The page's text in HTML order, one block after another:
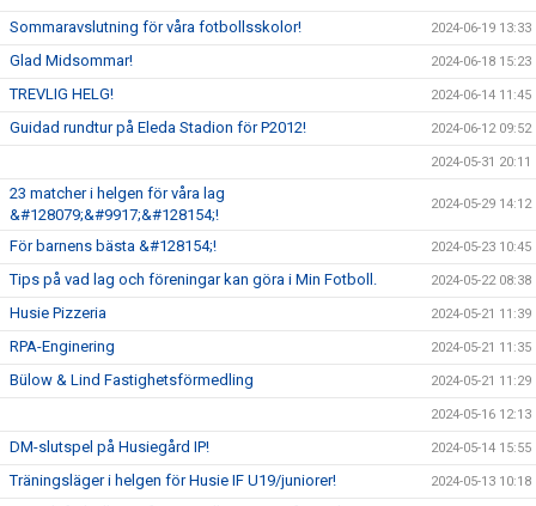
Sommaravslutning för våra fotbollsskolor! 2024-06-19 13:33
Glad Midsommar! 2024-06-18 15:23
TREVLIG HELG! 2024-06-14 11:45
Guidad rundtur på Eleda Stadion för P2012! 2024-06-12 09:52
2024-05-31 20:11
23 matcher i helgen för våra lag
&#128079;&#9917;&#128154;!
2024-05-29 14:12
För barnens bästa &#128154;! 2024-05-23 10:45
Tips på vad lag och föreningar kan göra i Min Fotboll. 2024-05-22 08:38
Husie Pizzeria 2024-05-21 11:39
RPA-Enginering 2024-05-21 11:35
Bülow & Lind Fastighetsförmedling 2024-05-21 11:29
2024-05-16 12:13
DM-slutspel på Husiegård IP! 2024-05-14 15:55
Träningsläger i helgen för Husie IF U19/juniorer! 2024-05-13 10:18